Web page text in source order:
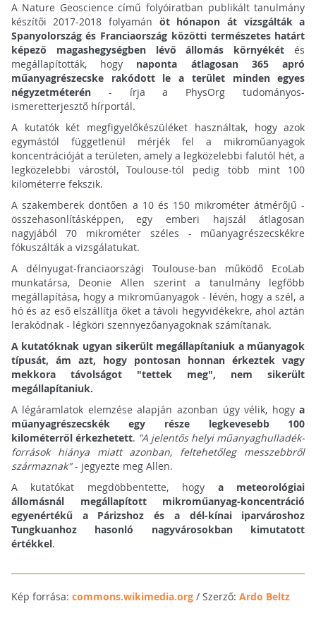
A Nature Geoscience című folyóiratban publikált tanulmány
készítői 2017-2018 folyamán öt hónapon át vizsgálták a
Spanyolország és Franciaország közötti természetes határt
képező magashegységben lévő állomás környékét és
megállapították, hogy naponta átlagosan 365 apró
műanyagrészecske rakódott le a terület minden egyes
négyzetméterén- írja a PhysOrg tudományos-
ismeretterjesztő hírportál.
A kutatók két megfigyelőkészüléket használtak, hogy azok
egymástól függetlenül mérjék fel a mikroműanyagok
koncentrációját a területen, amely a legközelebbi falutól hét, a
legközelebbi várostól, Toulouse-tól pedig több mint 100
kilométerre fekszik.
A szakemberek döntően a 10 és 150 mikrométer átmérőjű -
összehasonlításképpen, egy emberi hajszál átlagosan
nagyjából 70 mikrométer széles - műanyagrészecskékre
fókuszálták a vizsgálatukat.
A délnyugat-franciaországi Toulouse-ban működő EcoLab
munkatársa, Deonie Allen szerint a tanulmány legfőbb
megállapítása, hogy a mikroműanyagok - lévén, hogy a szél, a
hó és az eső elszállítja őket a távoli hegyvidékekre, ahol aztán
lerakódnak - légköri szennyezőanyagoknak számítanak.
A kutatóknak ugyan sikerült megállapítaniuk a műanyagok
típusát, ám azt, hogy pontosan honnan érkeztek vagy
mekkora távolságot "tettek meg", nem sikerült
megállapítaniuk.
A légáramlatok elemzése alapján azonban úgy vélik, hogya
műanyagrészecskék egy része legkevesebb 100
kilométerről érkezhetett. "A jelentős helyi műanyaghulladék-
források hiánya miatt azonban, feltehetőleg messzebbről
származnak"- jegyezte meg Allen.
A kutatókat megdöbbentette, hogy a meteorológiai
állomásnál megállapított mikroműanyag-koncentráció
egyenértékű a Párizshoz és a dél-kínai iparvároshoz
Tungkuanhoz hasonló nagyvárosokban kimutatott
értékkel.
Kép forrása: commons.wikimedia.org/ Szerző: Ardo Beltz